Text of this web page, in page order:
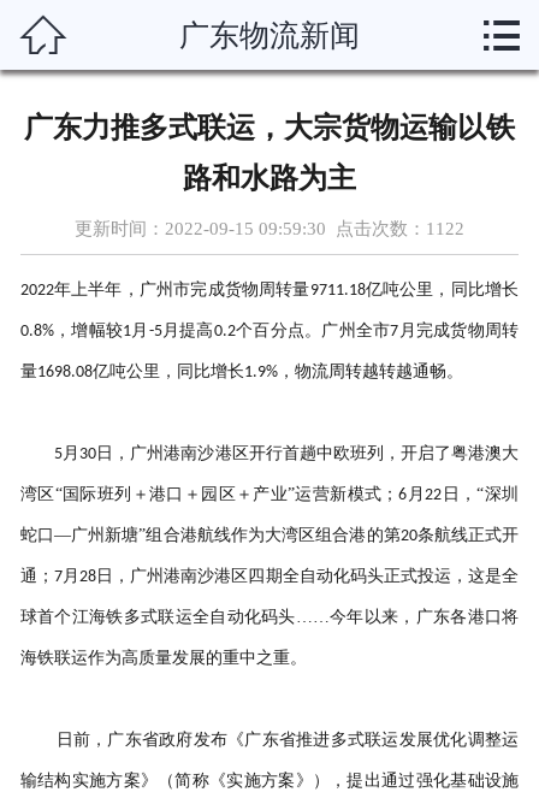
物流资讯
物流博客
在线留言
 广东物流新闻 
广东力推多式联运，大宗货物运输以铁
路和水路为主
更新时间：2022-09-15 09:59:30 点击次数： 1122
2022年上半年，广州市完成货物周转量9711.18亿吨公里，同比增长
0.8%，增幅较1月 -5月提高0.2个百分点。广州全市7 月完成货物周转
量1698.08亿吨公里，同比增长1.9%，物流周转越转越通畅。
5月 30 日，广州港南沙港区开行首趟中欧班列，开启了粤港澳大
湾区“国际班列＋港口＋园区＋产业”运营新模式；6 月22 日，“深圳
蛇口—广州新塘”组合港航线作为大湾区组合港的第20条航线正式开
通； 7月 28日，广州港南沙港区四期全自动化码头正式投运，这是全
球首个江海铁多式联运全自动化码头……今年以来，广东各港口将
海铁联运作为高质量发展的重中之重。
日前，广东省政府发布《广东省推进多式联运发展优化调整运
输结构实施方案》（简称《实施方案》），提出通过强化基础设施